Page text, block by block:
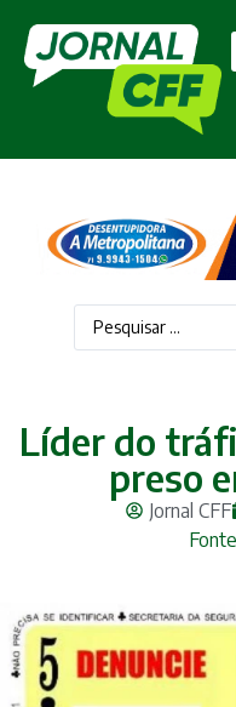
Líder do
preso
Jornal CFF